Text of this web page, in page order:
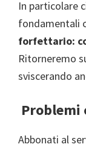
In particolare
fondamentali
forfettario:
Ritorneremo
sviscerando
Problemi
Abbonati al